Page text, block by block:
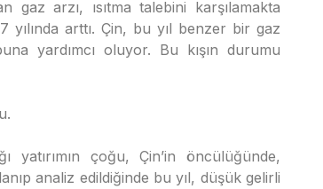
gaz arzı, ısıtma talebini karşılamakta
yılında arttı. Çin, bu yıl benzer bir gaz
yardımcı oluyor. Bu kışın durumu
yatırımın çoğu, Çin’in öncülüğünde,
analiz edildiğinde bu yıl, düşük gelirli